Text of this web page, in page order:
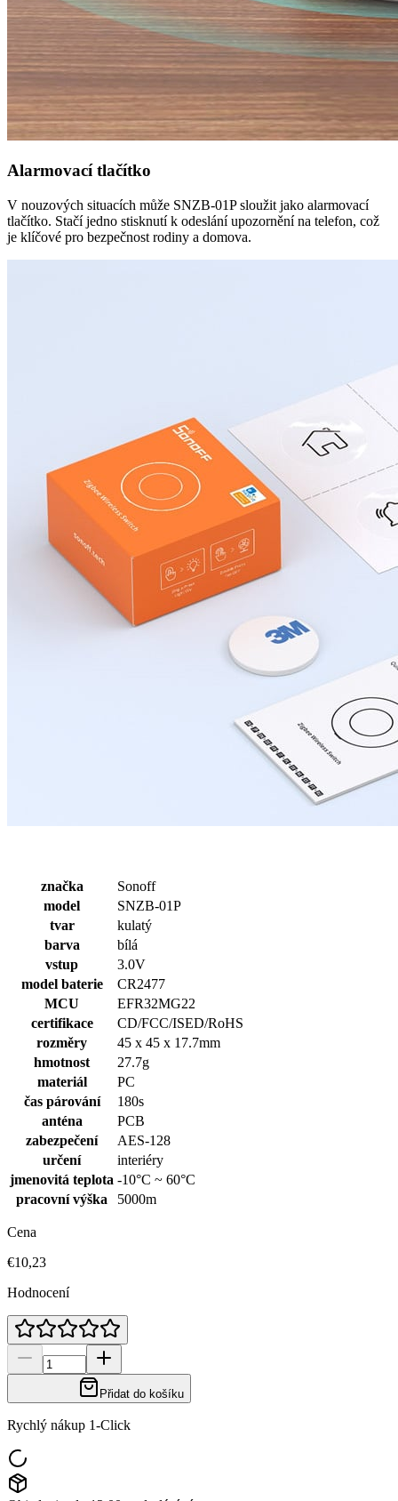
Alarmovací tlačítko
V nouzových situacích může SNZB-01P sloužit jako alarmovací
tlačítko. Stačí jedno stisknutí k odeslání upozornění na telefon, což
je klíčové pro bezpečnost rodiny a domova.
značka
Sonoff
model
SNZB-01P
tvar
kulatý
barva
bílá
vstup
3.0V
model baterie
CR2477
MCU
EFR32MG22
certifikace
CD/FCC/ISED/RoHS
rozměry
45 x 45 x 17.7mm
hmotnost
27.7g
materiál
PC
čas párování
180s
anténa
PCB
zabezpečení
AES-128
určení
interiéry
jmenovitá teplota -10°C ~ 60°C
pracovní výška
5000m
Cena
€10,23
Hodnocení
Přidat do košíku
Rychlý nákup 1-Click